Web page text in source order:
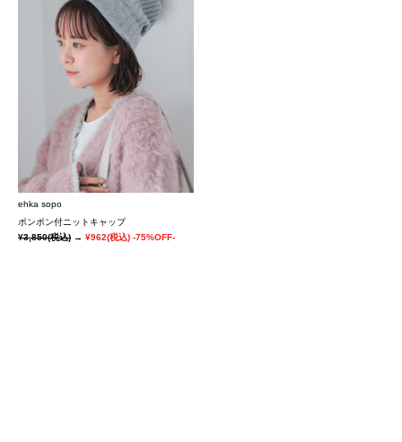
ehka sopo
ポンポン付ニットキャップ
¥3,850(税込) → ¥962(税込) -75%OFF-